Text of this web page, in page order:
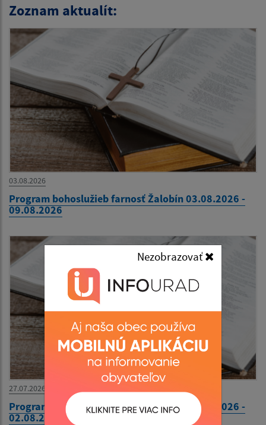
Nezobrazovať
Zoznam aktualít:
03.08.2026
Program bohoslužieb farnosť Žalobín 03.08.2026 -
09.08.2026
27.07.2026
Program bohoslužieb farnosť Žalobín 27.07.2026 -
02.08.2026